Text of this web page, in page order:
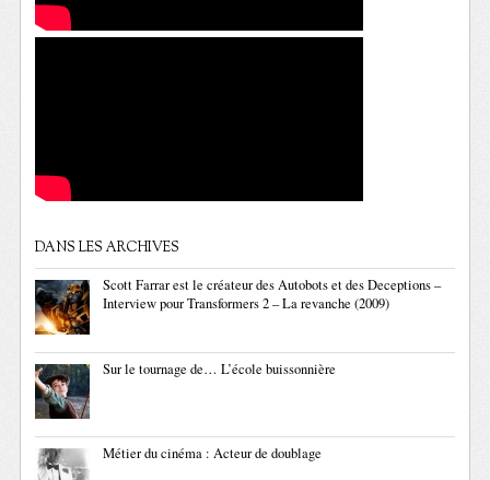
DANS LES ARCHIVES
Scott Farrar est le créateur des Autobots et des Deceptions –
Interview pour Transformers 2 – La revanche (2009)
Sur le tournage de… L’école buissonnière
Métier du cinéma : Acteur de doublage